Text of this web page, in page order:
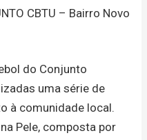
CBTU – Bairro Novo
do Conjunto
uma série de
à comunidade local.
Pele, composta por